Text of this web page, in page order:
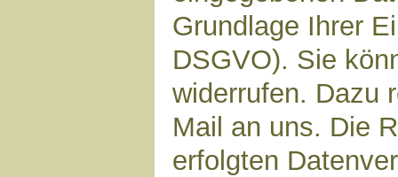
Grundlage Ihrer
DSGVO). Sie
widerrufen. Dazu
Mail an uns. Die
erfolgten